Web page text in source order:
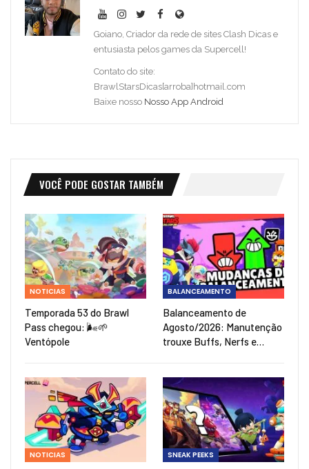
Goiano, Criador da rede de sites Clash Dicas e
entusiasta pelos games da Supercell!
Contato do site:
BrawlStarsDicas[arroba]hotmail.com
Baixe nosso Nosso App Android
VOCÊ PODE GOSTAR TAMBÉM
NOTICIAS
Temporada 53 do Brawl
Pass chegou: 🌬️🌱
Ventópole
BALANCEAMENTO
Balanceamento de
Agosto/2026: Manutenção
trouxe Buffs, Nerfs e…
NOTICIAS SNEAK PEEKS